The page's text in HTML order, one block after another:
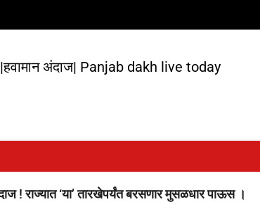
अंदाज| Panjab dakh live today
! राज्यात ‘या’ तारखेपर्यंत बरसणार मुसळधार पाऊस ।